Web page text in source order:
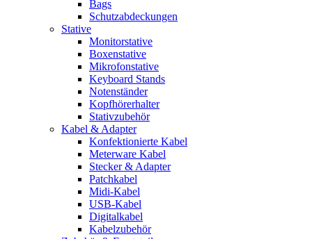
Bags
Schutzabdeckungen
Stative
Monitorstative
Boxenstative
Mikrofonstative
Keyboard Stands
Notenständer
Kopfhörerhalter
Stativzubehör
Kabel & Adapter
Konfektionierte Kabel
Meterware Kabel
Stecker & Adapter
Patchkabel
Midi-Kabel
USB-Kabel
Digitalkabel
Kabelzubehör